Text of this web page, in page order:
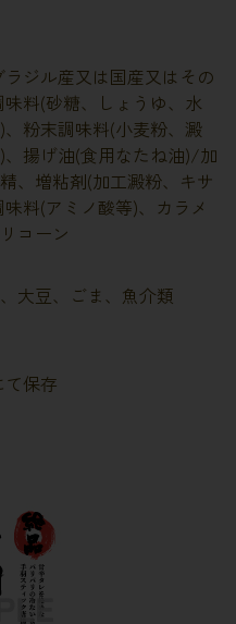
ジル産又は国産又はその
料(砂糖、しょうゆ、水
粉末調味料(小麦粉、澱
、揚げ油(食用なたね油)/加
、増粘剤(加工澱粉、キサ
料(アミノ酸等)、カラメ
コーン
大豆、ごま、魚介類
保存